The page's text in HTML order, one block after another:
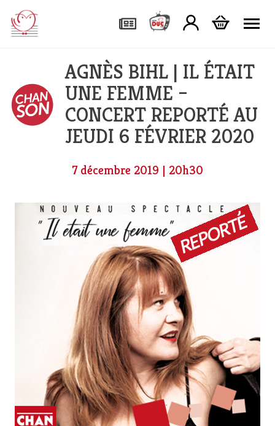
AGNÈS BIHL | IL ÉTAIT
UNE FEMME –
CONCERT REPORTÉ AU
JEUDI 6 FÉVRIER 2020
7 décembre 2019 | 20h30